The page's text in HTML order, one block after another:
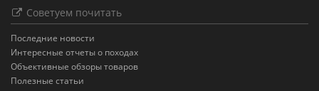
Советуем почитать
Последние новости
Интересные отчеты о походах
Объективные обзоры товаров
Полезные статьи